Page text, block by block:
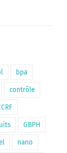
bpa
contrôle
GBPH
nano